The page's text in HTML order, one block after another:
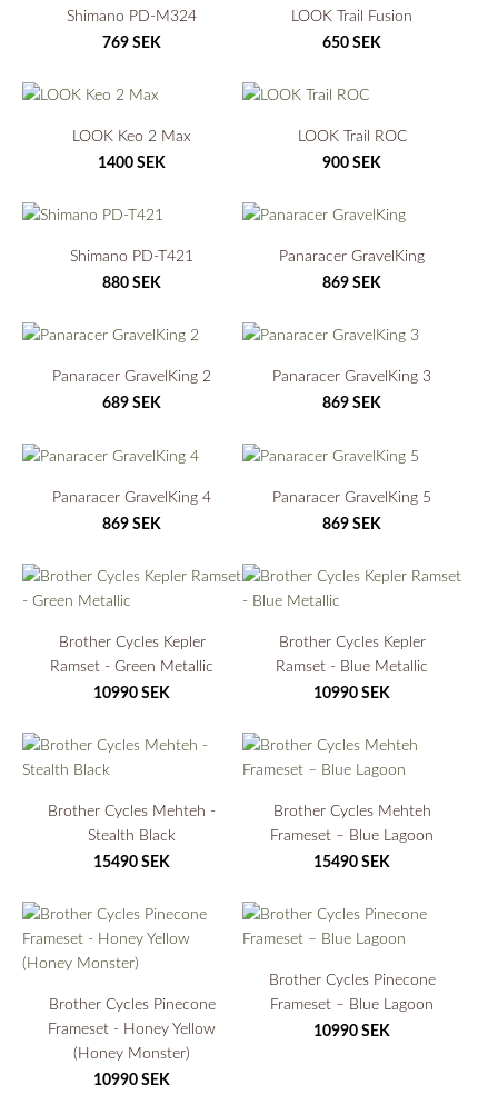
Shimano PD-M324
769 SEK
LOOK Trail Fusion
650 SEK
LOOK Keo 2 Max
1400 SEK
LOOK Trail ROC
900 SEK
Shimano PD-T421
880 SEK
Panaracer GravelKing
869 SEK
Panaracer GravelKing 2
689 SEK
Panaracer GravelKing 3
869 SEK
Panaracer GravelKing 4
869 SEK
Panaracer GravelKing 5
869 SEK
Brother Cycles Kepler
Ramset - Green Metallic
10990 SEK
Brother Cycles Kepler
Ramset - Blue Metallic
10990 SEK
Brother Cycles Mehteh -
Stealth Black
15490 SEK
Brother Cycles Mehteh
Frameset – Blue Lagoon
15490 SEK
Brother Cycles Pinecone
Frameset - Honey Yellow
(Honey Monster)
10990 SEK
Brother Cycles Pinecone
Frameset – Blue Lagoon
10990 SEK